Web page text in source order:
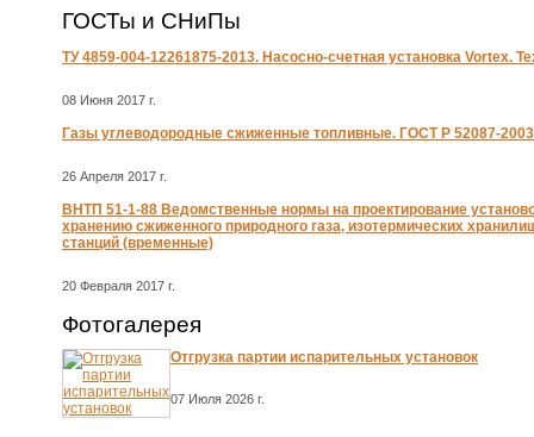
ГОСТы и СНиПы
ТУ 4859-004-12261875-2013. Насосно-счетная установка Vortex.
08 Июня 2017 г.
Газы углеводородные сжиженные топливные. ГОСТ Р 52087-2003
26 Апреля 2017 г.
ВНТП 51-1-88 Ведомственные нормы на проектирование
хранению сжиженного природного газа, изотермических
станций (временные)
20 Февраля 2017 г.
Фотогалерея
Отгрузка партии испарительных установок
07 Июля 2026 г.